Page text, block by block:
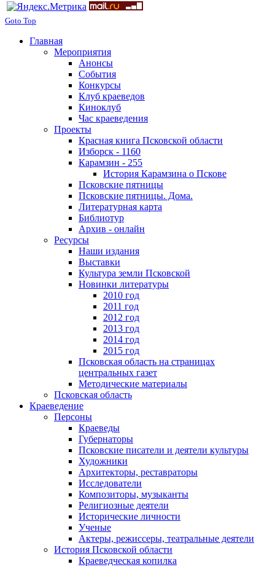
Goto Top
Главная
Мероприятия
Анонсы
События
Конкурсы
Клуб краеведов
Киноклуб
Час краеведения
Проекты
Красная книга Псковской области
Изборск - 1160
Карамзин - 255
История Карамзина о Пскове
Псковские пятницы
Псковские пятницы. Дома.
Литературная карта
Библиотур
Архив - онлайн
Ресурсы
Наши издания
Выставки
Культура земли Псковской
Новинки литературы
2010 год
2011 год
2012 год
2013 год
2014 год
2015 год
Псковская область на страницах
центральных газет
Методические материалы
Псковская область
Краеведение
Персоны
Краеведы
Губернаторы
Псковские писатели и деятели культуры
Художники
Архитекторы, реставраторы
Исследователи
Композиторы, музыканты
Религиозные деятели
Исторические личности
Ученые
Актеры, режиссеры, театральные деятели
История Псковской области
Краеведческая копилка